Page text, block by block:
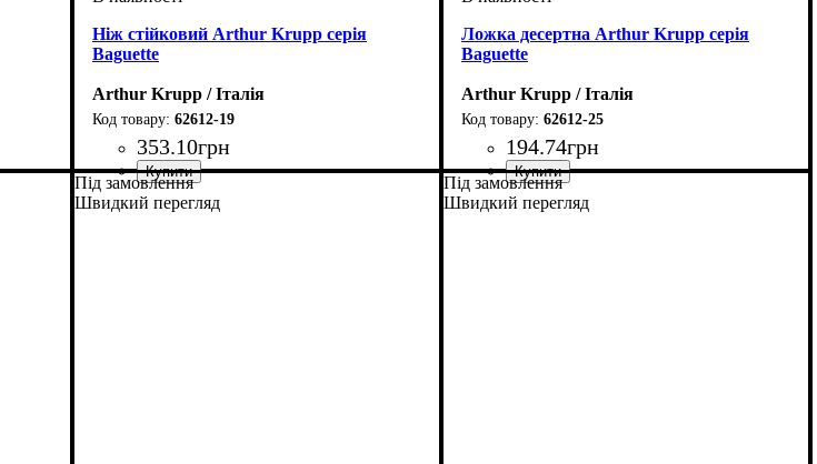
Ніж стійковий Arthur Krupp серія
Baguette
Arthur Krupp / Італія
62612-19
353.10грн
Ложка десертна Arthur Krupp серія
Baguette
Arthur Krupp / Італія
62612-25
194.74грн
Під замовлення
Швидкий перегляд
Під замовлення
Швидкий перегляд